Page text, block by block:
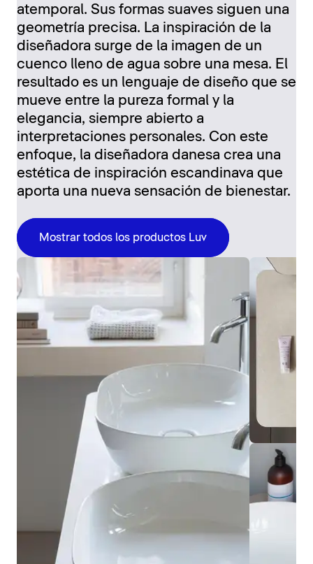
atemporal. Sus formas suaves siguen una
geometría precisa. La inspiración de la
diseñadora surge de la imagen de un
cuenco lleno de agua sobre una mesa. El
resultado es un lenguaje de diseño que se
mueve entre la pureza formal y la
elegancia, siempre abierto a
interpretaciones personales. Con este
enfoque, la diseñadora danesa crea una
estética de inspiración escandinava que
aporta una nueva sensación de bienestar.
Mostrar todos los productos Luv